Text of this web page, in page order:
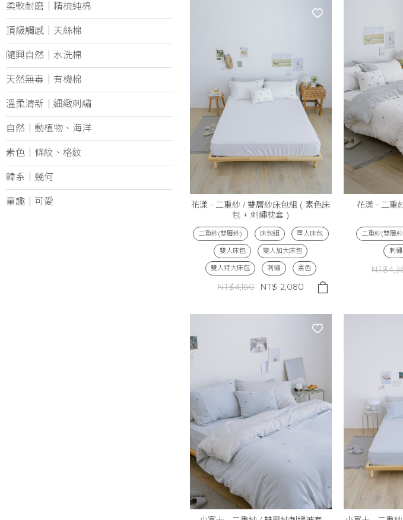
柔軟耐磨｜精梳純棉
頂級觸感│天絲棉
隨興自然｜水洗棉
天然無毒｜有機棉
溫柔清新│細緻刺繡
自然│動植物、海洋
素色│條紋、格紋
韓系│幾何
童趣│可愛
花漾 - 二重紗 / 雙層紗床包組 ( 素色床
包 + 刺繡枕套 )
二重紗(雙層紗) 床包組 單人床包
雙人床包 雙人加大床包
雙人特大床包 刺繡 素色
NT$4,160 NT$ 2,080
花漾 - 二重
二重紗(雙層
刺繡